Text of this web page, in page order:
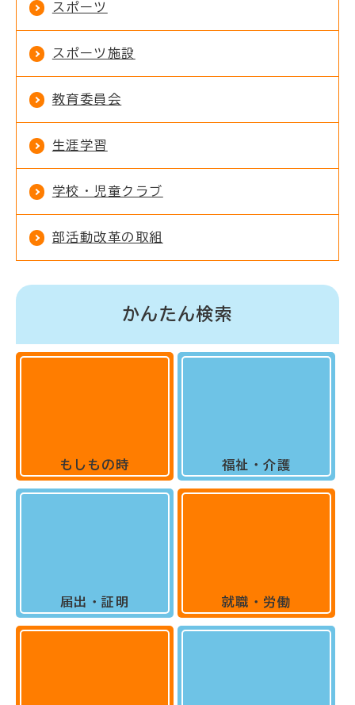
スポーツ
スポーツ施設
教育委員会
生涯学習
学校・児童クラブ
部活動改革の取組
かんたん検索
もしもの時
届出・証明
福祉・介護
就職・労働